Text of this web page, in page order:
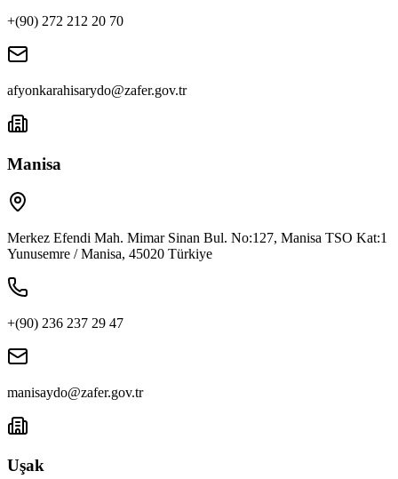
+(90) 272 212 20 70
afyonkarahisarydo@zafer.gov.tr
Manisa
Merkez Efendi Mah. Mimar Sinan Bul. No:127, Manisa TSO Kat:1
Yunusemre / Manisa, 45020 Türkiye
+(90) 236 237 29 47
manisaydo@zafer.gov.tr
Uşak